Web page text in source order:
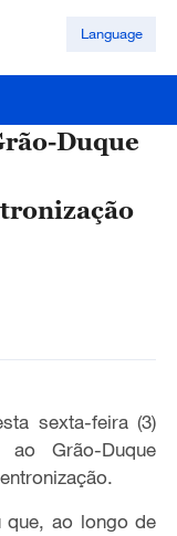
Language
Duque
sexta-feira (3)
Grão-Duque
que, ao longo de